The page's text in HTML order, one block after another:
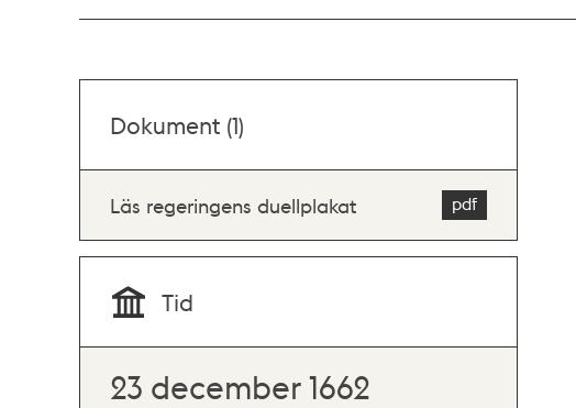
Dokument (1)
Läs regeringens duellplakat
Tid
23 december 1662